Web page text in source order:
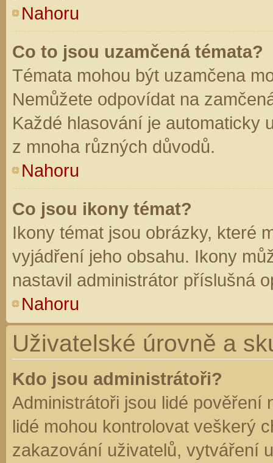
Nahoru
Co to jsou uzamčená témata?
Témata mohou být uzamčena
Nemůžete odpovídat na
Každé hlasování je automaticky
z mnoha různých důvodů.
Nahoru
Co jsou ikony témat?
Ikony témat jsou obrázky, které
vyjádření jeho obsahu. Ikony
nastavil administrátor příslušná
Nahoru
Uživatelské úrovně a
Kdo jsou administrátoři?
Administrátoři jsou lidé pověření
lidé mohou kontrolovat veškerý
zakazování uživatelů, vytváření